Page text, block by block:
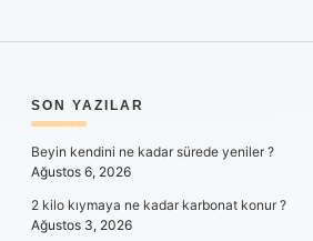
SIDEBAR
SON YAZILAR
Beyin kendini ne kadar sürede yeniler ?
Ağustos 6, 2026
2 kilo kıymaya ne kadar karbonat konur ?
Ağustos 3, 2026